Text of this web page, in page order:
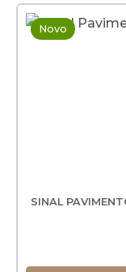
Novo
SINAL